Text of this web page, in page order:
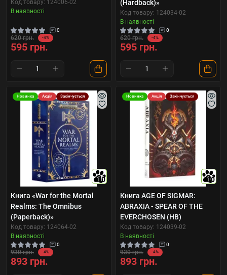
Код товару: 124006-02
В наявності
0
620 грн. -4%
595 грн.
(Hardback)»
Код товару: 124034-02
В наявності
0
620 грн. -4%
595 грн.
Новинка Акція Закінчується
10
Книга «War for the Mortal
Realms: The Omnibus
(Paperback)»
Код товару: 124064-02
В наявності
0
930 грн. -4%
893 грн.
Новинка Акція Закінчується
10
Книга AGE OF SIGMAR:
ABRAXIA - SPEAR OF THE
EVERCHOSEN (HB)
Код товару: 124039-02
В наявності
0
930 грн. -4%
893 грн.